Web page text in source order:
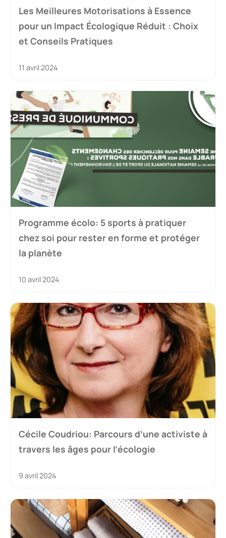
Les Meilleures Motorisations à Essence
pour un Impact Écologique Réduit : Choix
et Conseils Pratiques
11 avril 2024
Programme écolo: 5 sports à pratiquer
chez soi pour rester en forme et protéger
la planète
10 avril 2024
Cécile Coudriou: Parcours d’une activiste à
travers les âges pour l’écologie
9 avril 2024